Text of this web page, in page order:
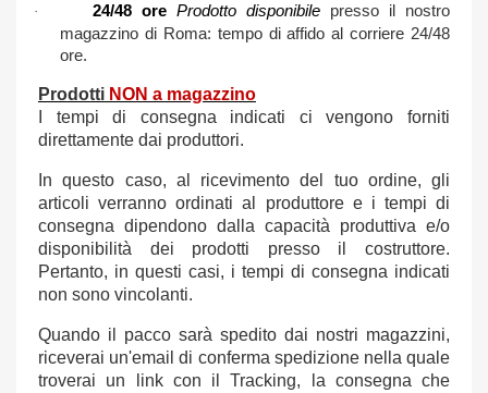
· 24/48 ore Prodotto disponibilepresso il nostro
magazzino di Roma: tempo di affido al corriere 24/48
ore.
Prodotti NON a magazzino
I tempi di consegna indicati ci vengono forniti
direttamente dai produttori.
In questo caso, al ricevimento del tuo ordine, gli
articoli verranno ordinati al produttore e i tempi di
consegna dipendono dalla capacità produttiva e/o
disponibilità dei prodotti presso il costruttore.
Pertanto, in questi casi, i tempi di consegna indicati
non sono vincolanti.
Quando il pacco sarà spedito dai nostri magazzini,
riceverai un'email di conferma spedizione nella quale
troverai un link con il Tracking, la consegna che